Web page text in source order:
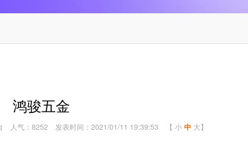
鸿骏五金
人气：8252 发表时间：2021/01/11 19:39:53 【 小 中 大】